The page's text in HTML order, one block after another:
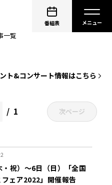
番組表
一覧
ト&コンサート情報はこちら
1 次ページ
祝）～6日（日）「全国
ェア2022」開催報告